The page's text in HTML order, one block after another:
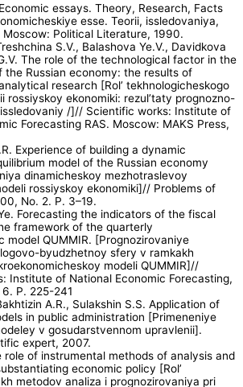
essays. Theory, Research, Facts
esse. Teorii, issledovaniya,
Political Literature, 1990.
S.V., Balashova Ye.V., Davidkova
The role of the technological factor in the
the Russian economy: the results of
research [Rol’ tekhnologicheskogo
rossiyskoy ekonomiki: rezul’taty prognozno-
/]// Scientific works: Institute of
Forecasting RAS. Moscow: MAKS Press,
Experience of building a dynamic
model of the Russian economy
dinamicheskoy mezhotraslevoy
rossiyskoy ekonomiki]// Problems of
No. 2. P. 3–19.
Forecasting the indicators of the fiscal
framework of the quarterly
model QUMMIR. [Prognozirovaniye
byudzhetnoy sfery v ramkakh
modeli QUMMIR]//
Institute of National Economic Forecasting,
P. 225-241
A.R., Sulakshin S.S. Application of
in public administration [Primeneniye
v gosudarstvennom upravlenii].
expert, 2007.
role of instrumental methods of analysis and
economic policy [Rol’
metodov analiza i prognozirovaniya pri